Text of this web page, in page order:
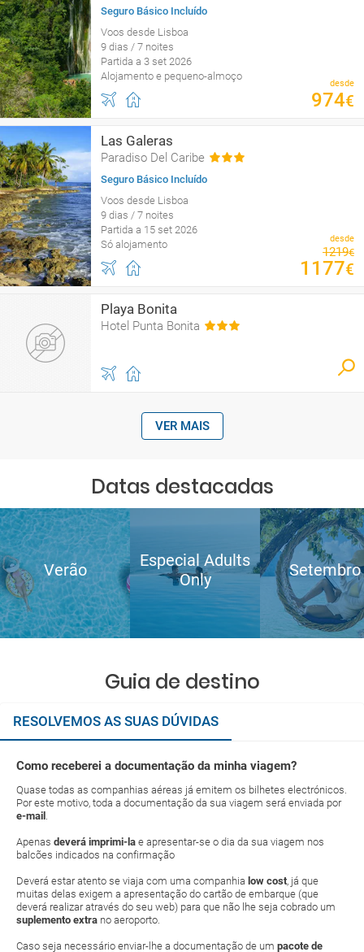
Seguro Básico Incluído
Voos desde Lisboa
9 dias / 7 noites
Partida a 3 set 2026
Alojamento e pequeno-almoço
desde
974€
Las Galeras
Paradiso Del Caribe
Seguro Básico Incluído
Voos desde Lisboa
9 dias / 7 noites
Partida a 15 set 2026
Só alojamento
desde
1219€
1177€
Playa Bonita
Hotel Punta Bonita
VER MAIS
Datas destacadas
Verão
Especial Adults
Only
Setembro
Guia de destino
RESOLVEMOS AS SUAS DÚVIDAS
Como receberei a documentação da minha viagem?
Quase todas as companhias aéreas já emitem os bilhetes electrónicos.
Por este motivo, toda a documentação da sua viagem será enviada por
e-mail .
Apenas deverá imprimi-la e apresentar-se o dia da sua viagem nos
balcões indicados na confirmação
Deverá estar atento se viaja com uma companhia low cost, já que
muitas delas exigem a apresentação do cartão de embarque (que
deverá realizar através do seu web) para que não lhe seja cobrado um
suplemento extra no aeroporto.
Caso seja necessário enviar-lhe a documentação de um pacote de